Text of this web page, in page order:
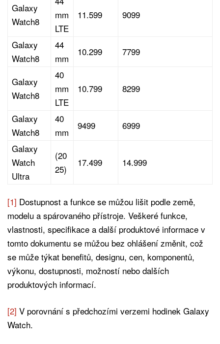
Galaxy
Watch8
mm
LTE
11.599 9099
Galaxy
Watch8
44
mm
10.299 7799
Galaxy
Watch8
40
mm
LTE
10.799 8299
Galaxy
Watch8
40
mm
9499
6999
Galaxy
Watch
Ultra
(20
25)
17.499 14.999
[1] Dostupnost a funkce se můžou lišit podle země,
modelu a spárovaného přístroje. Veškeré funkce,
vlastnosti, specifikace a další produktové informace v
tomto dokumentu se můžou bez ohlášení změnit, což
se může týkat benefitů, designu, cen, komponentů,
výkonu, dostupnosti, možností nebo dalších
produktových informací.
[2] V porovnání s předchozími verzemi hodinek Galaxy
Watch.